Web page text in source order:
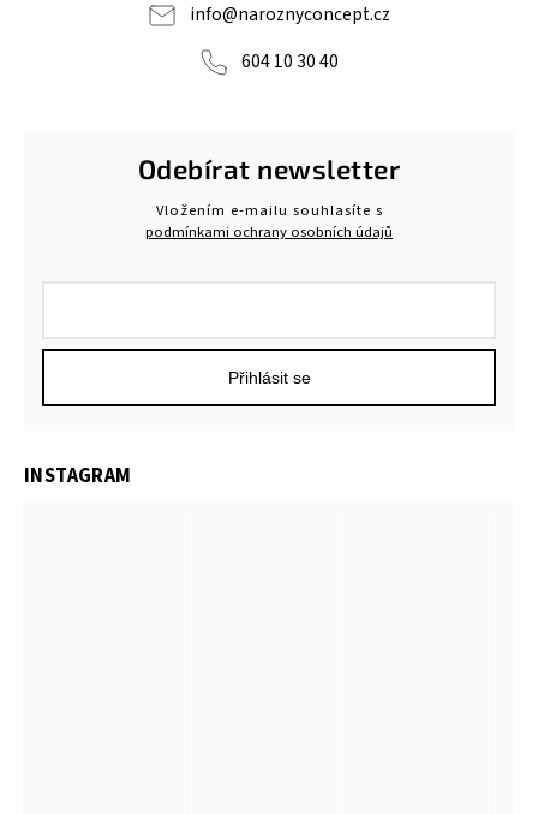
info@naroznyconcept.cz
604 10 30 40
Odebírat newsletter
Vložením e-mailu souhlasíte s
podmínkami ochrany osobních údajů
Přihlásit se
INSTAGRAM